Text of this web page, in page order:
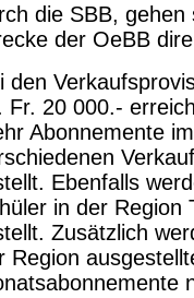
die SBB,
der OeBB
den
Fr. 20 000.-
Abonnemente
Ebenfalls
in der Region
Zusätzlich
Region